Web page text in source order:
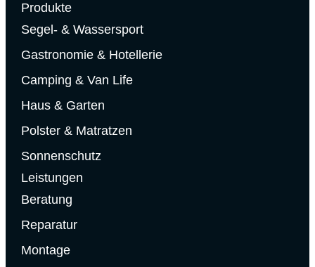
Produkte
Segel- & Wassersport
Gastronomie & Hotellerie
Camping & Van Life
Haus & Garten
Polster & Matratzen
Sonnenschutz
Leistungen
Beratung
Reparatur
Montage